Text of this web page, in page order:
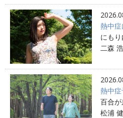
熱中
にも
二森
熱中
百合
松浦